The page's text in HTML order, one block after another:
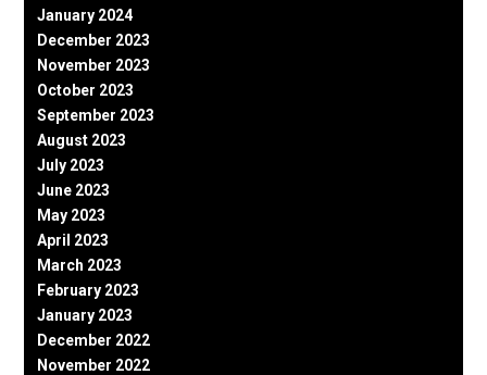
January 2024
December 2023
November 2023
October 2023
September 2023
August 2023
July 2023
June 2023
May 2023
April 2023
March 2023
February 2023
January 2023
December 2022
November 2022